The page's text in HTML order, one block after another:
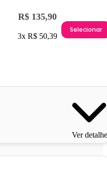
R$ 135,90
3x R$ 50,39
Selecionar
Ver